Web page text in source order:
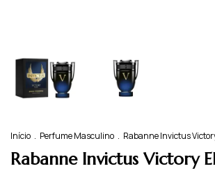
Início . Perfume Masculino . Rabanne Invictus
Rabanne Invictus Victory